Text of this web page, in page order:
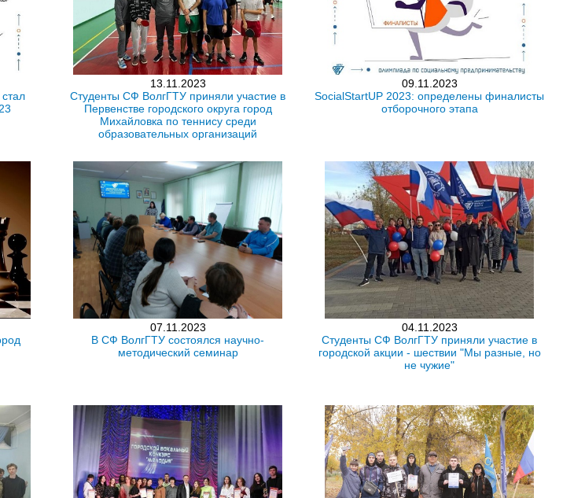
13.11.2023
Студенты СФ ВолгГТУ приняли участие в
Первенстве городского округа город
Михайловка по теннису среди
образовательных организаций
09.11.2023
SocialStartUP 2023: определены финалисты
отборочного этапа
07.11.2023
В СФ ВолгГТУ состоялся научно-
методический семинар
04.11.2023
Студенты СФ ВолгГТУ приняли участие в
городской акции - шествии "Мы разные, но
не чужие"